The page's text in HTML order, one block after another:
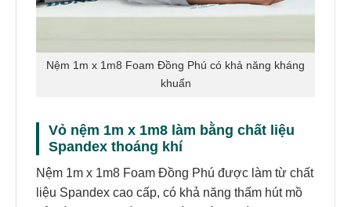
Nệm 1m x 1m8 Foam Đồng Phú có khả năng kháng
khuẩn
Vỏ nệm 1m x 1m8 làm bằng chất liệu
Spandex thoáng khí
Nệm 1m x 1m8 Foam Đồng Phú được làm từ chất
liệu Spandex cao cấp, có khả năng thấm hút mồ